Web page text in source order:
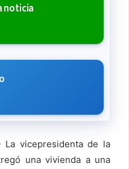
noticia
La vicepresidenta de la
una vivienda a una